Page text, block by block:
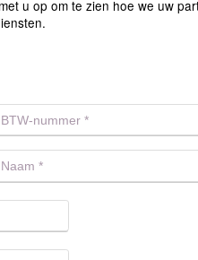
u op om te zien hoe we uw